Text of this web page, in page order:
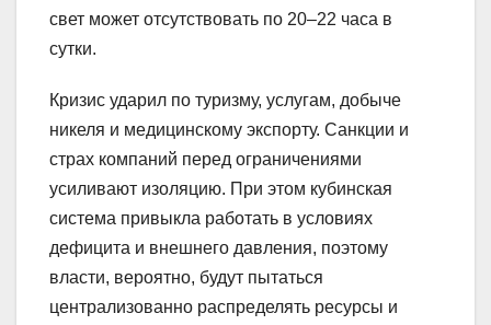
свет может отсутствовать по 20–22 часа в
сутки.
Кризис ударил по туризму, услугам, добыче
никеля и медицинскому экспорту. Санкции и
страх компаний перед ограничениями
усиливают изоляцию. При этом кубинская
система привыкла работать в условиях
дефицита и внешнего давления, поэтому
власти, вероятно, будут пытаться
централизованно распределять ресурсы и